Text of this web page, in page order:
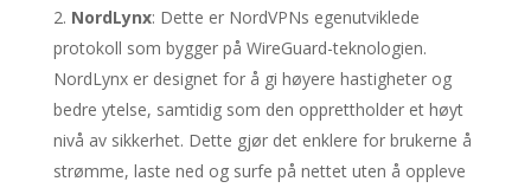
NordLynx: Dette er NordVPNs egenutviklede
protokoll som bygger på WireGuard-teknologien.
NordLynx er designet for å gi høyere hastigheter og
bedre ytelse, samtidig som den opprettholder et høyt
nivå av sikkerhet. Dette gjør det enklere for brukerne å
strømme, laste ned og surfe på nettet uten å oppleve